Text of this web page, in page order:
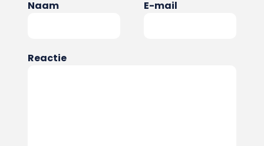
Naam E-mail
Reactie